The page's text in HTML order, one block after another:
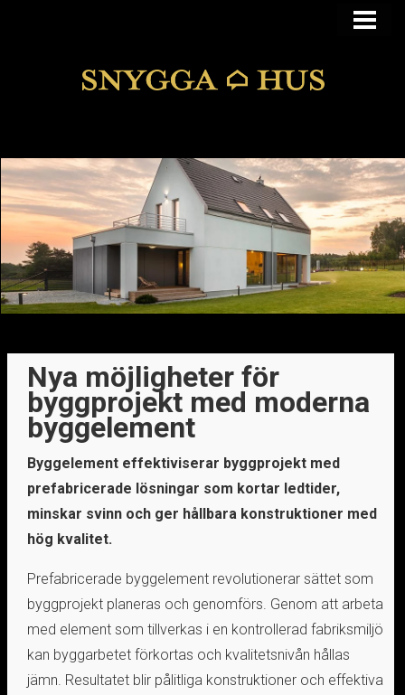
BLOGG
Nya möjligheter för
byggprojekt med moderna
byggelement
Byggelement effektiviserar byggprojekt med
prefabricerade lösningar som kortar ledtider,
minskar svinn och ger hållbara konstruktioner med
hög kvalitet.
Prefabricerade byggelement revolutionerar sättet som
byggprojekt planeras och genomförs. Genom att arbeta
med element som tillverkas i en kontrollerad fabriksmiljö
kan byggarbetet förkortas och kvalitetsnivån hållas
jämn. Resultatet blir pålitliga konstruktioner och effektiva